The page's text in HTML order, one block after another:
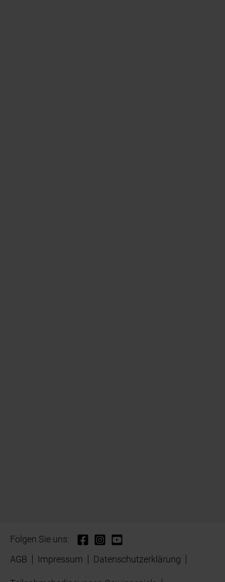
Folgen Sie uns:
AGB
Impressum Datenschutzerklärung